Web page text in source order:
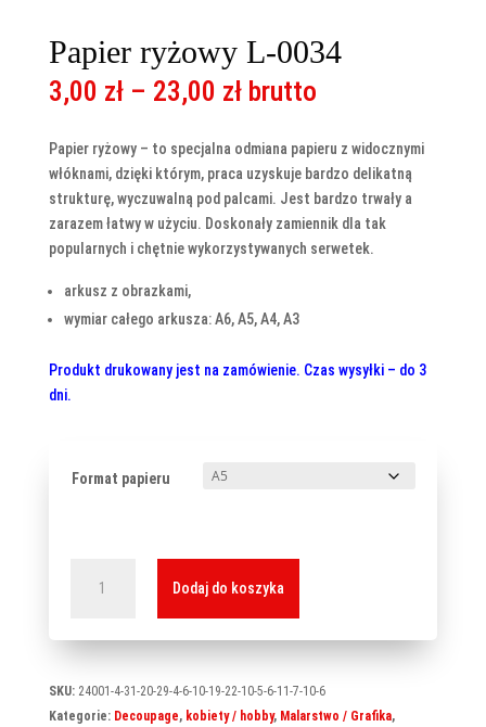
Papier ryżowy L-0034
3,00 zł – 23,00 złZakres
od
3,00 zł
do
23,00 zł
brutto
Papier ryżowy – to specjalna odmiana papieru z widocznymi
włóknami, dzięki którym, praca uzyskuje bardzo delikatną
strukturę, wyczuwalną pod palcami. Jest bardzo trwały a
zarazem łatwy w użyciu. Doskonały zamiennik dla tak
popularnych i chętnie wykorzystywanych serwetek.
arkusz z obrazkami,
wymiar całego arkusza: A6, A5, A4, A3
Produkt drukowany jest na zamówienie. Czas wysyłki – do 3
dni.
Format papieru
Papier
L-
Dodaj do koszyka
SKU: 24001-4-31-20-29-4-6-10-19-22-10-5-6-11-7-10-6
Kategorie: Decoupage, kobiety / hobby, Malarstwo / Grafika,